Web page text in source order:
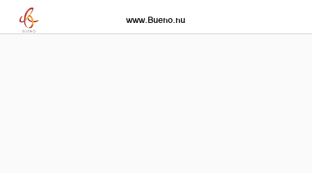
www.Bueno.nu